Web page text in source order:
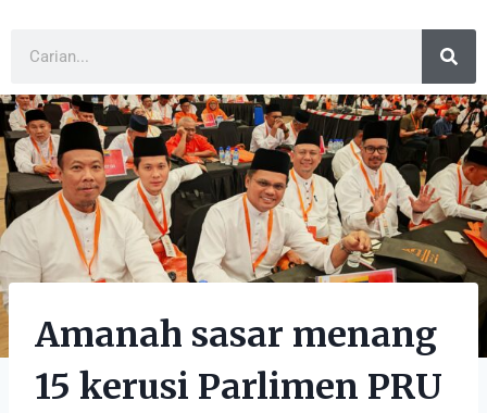
Amanah sasar menang
15 kerusi Parlimen PRU